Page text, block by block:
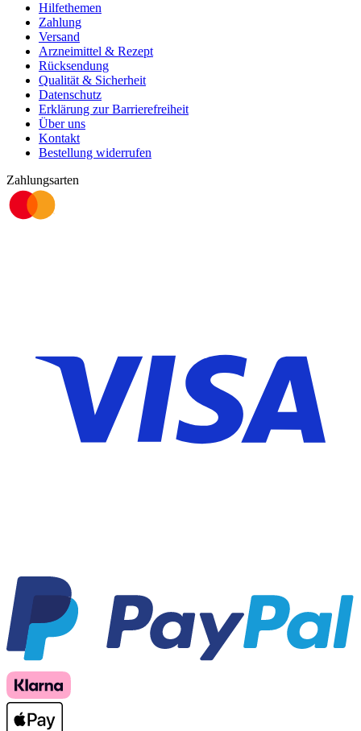
Hilfethemen
Zahlung
Versand
Arzneimittel & Rezept
Rücksendung
Qualität & Sicherheit
Datenschutz
Erklärung zur Barrierefreiheit
Über uns
Kontakt
Bestellung widerrufen
Zahlungsarten